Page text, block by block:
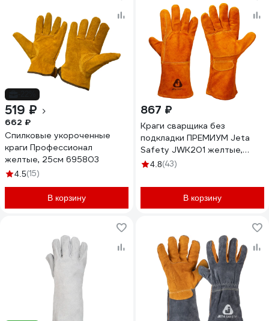
519 ₽
662 ₽
Спилковые укороченные
краги Профессионал
желтые, 25см 695803
4.5(15)
В корзину
867 ₽
Краги сварщика без
подкладки ПРЕМИУМ Jeta
Safety JWK201 желтые,
р.10/XL JWK201-XL
4.8(43)
В корзину